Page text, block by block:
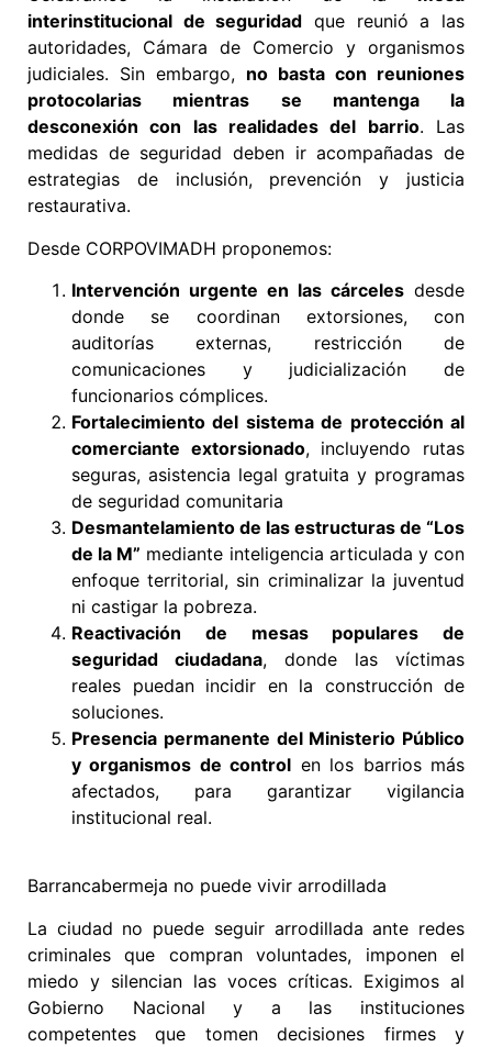
interinstitucional de seguridad que reunió a las
autoridades, Cámara de Comercio y organismos
judiciales. Sin embargo, no basta con reuniones
protocolarias mientras se mantenga la
desconexión con las realidades del barrio. Las
medidas de seguridad deben ir acompañadas de
estrategias de inclusión, prevención y justicia
restaurativa.
Desde CORPOVIMADH proponemos:
Intervención urgente en las cárceles desde
donde se coordinan extorsiones, con
auditorías externas, restricción de
comunicaciones y judicialización de
funcionarios cómplices.
Fortalecimiento del sistema de protección al
comerciante extorsionado, incluyendo rutas
seguras, asistencia legal gratuita y programas
de seguridad comunitaria
Desmantelamiento de las estructuras de “Los
de la M” mediante inteligencia articulada y con
enfoque territorial, sin criminalizar la juventud
ni castigar la pobreza.
Reactivación de mesas populares de
seguridad ciudadana, donde las víctimas
reales puedan incidir en la construcción de
soluciones.
Presencia permanente del Ministerio Público
y organismos de control en los barrios más
afectados, para garantizar vigilancia
institucional real.
Barrancabermeja no puede vivir arrodillada
La ciudad no puede seguir arrodillada ante redes
criminales que compran voluntades, imponen el
miedo y silencian las voces críticas. Exigimos al
Gobierno Nacional y a las instituciones
competentes que tomen decisiones firmes y